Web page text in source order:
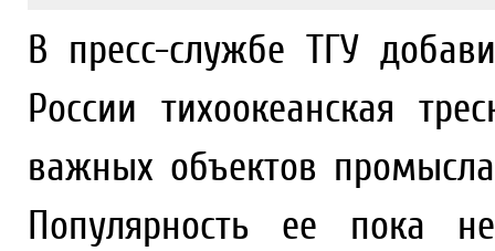
В пресс-службе ТГУ
России тихоокеанская
важных объектов
Популярность ее пока